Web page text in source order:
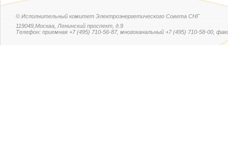
© Исполнительный комитет Электроэнергетического Совета СНГ
119049,Москва, Ленинский проспект, д.9
Телефон: приемная +7 (495) 710-56-87, многоканальный +7 (495) 710-58-00,